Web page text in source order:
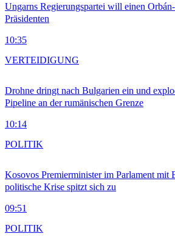
Ungarns Regierungspartei will einen
Präsidenten
10:35
Drohne dringt nach Bulgarien ein und
Pipeline an der rumänischen Grenze
10:14
VERTEIDIGUNG
Kosovos Premierminister im Parlament mit
politische Krise spitzt sich zu
09:51
POLITIK
POLITIK